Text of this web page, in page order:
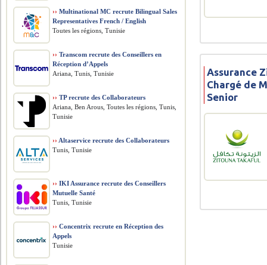
Assurance
Chargé de
Senior
›› Multinational MC recrute Bilingual Sales
Representatives French / English
Toutes les régions, Tunisie
›› Transcom recrute des Conseillers en
Réception d’Appels
Ariana, Tunis, Tunisie
›› TP recrute des Collaborateurs
Ariana, Ben Arous, Toutes les régions, Tunis,
Tunisie
›› Altaservice recrute des Collaborateurs
Tunis, Tunisie
›› IKI Assurance recrute des Conseillers
Mutuelle Santé
Tunis, Tunisie
›› Concentrix recrute en Réception des
Appels
Tunisie